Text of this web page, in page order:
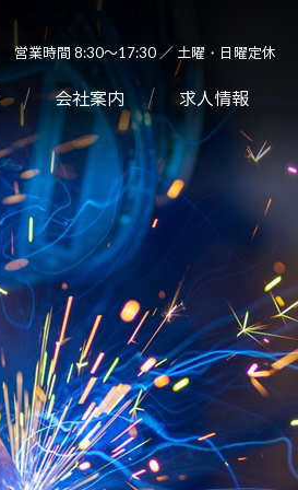
営業時間 8:30～17:30 ／ 土曜・日曜定休
会社案内 求人情報